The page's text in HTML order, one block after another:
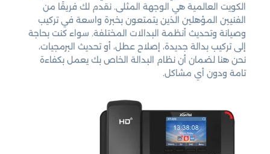
الكويت العالمية هي الوجهة المثلى. نقدم لك فريقًا من
الفنيين المؤهلين الذين يتمتعون بخبرة واسعة في تركيب
وصيانة وتحديث أنظمة البدالات المختلفة. سواء كنت بحاجة
إلى تركيب بدالة جديدة، إصلاح عطل، أو تحديث البرمجيات،
نحن هنا لضمان أن نظام البدالة الخاص بك يعمل بكفاءة
تامة ودون أي مشاكل.